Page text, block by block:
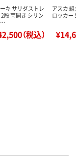
キ サリダストレ
2段 両開き シリン
…
（税込）
アスカ
ロッカー